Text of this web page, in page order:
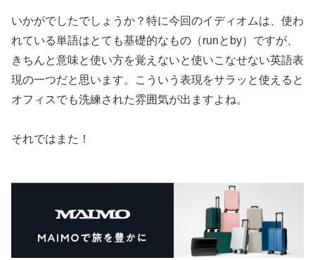
いかがでしたでしょうか？特に今回のイディオムは、使わ
れている単語はとても基礎的なもの（runとby）ですが、
きちんと意味と使い方を覚えないと使いこなせない英語表
現の一つだと思います。こういう表現をサラッと使えると
オフィスでも洗練された雰囲気が出ますよね。
それではまた！